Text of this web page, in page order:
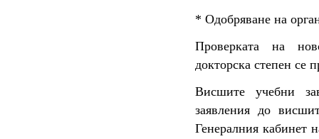
* Одобряване на
Проверката на
докторска степен се
Висшите учебни
заявления до
Генералния кабинет